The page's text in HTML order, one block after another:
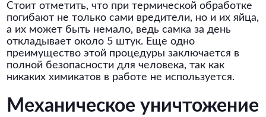
Стоит отметить, что при термической обработке
погибают не только сами вредители, но и их яйца,
а их может быть немало, ведь самка за день
откладывает около 5 штук. Еще одно
преимущество этой процедуры заключается в
полной безопасности для человека, так как
никаких химикатов в работе не используется.
Механическое уничтожение